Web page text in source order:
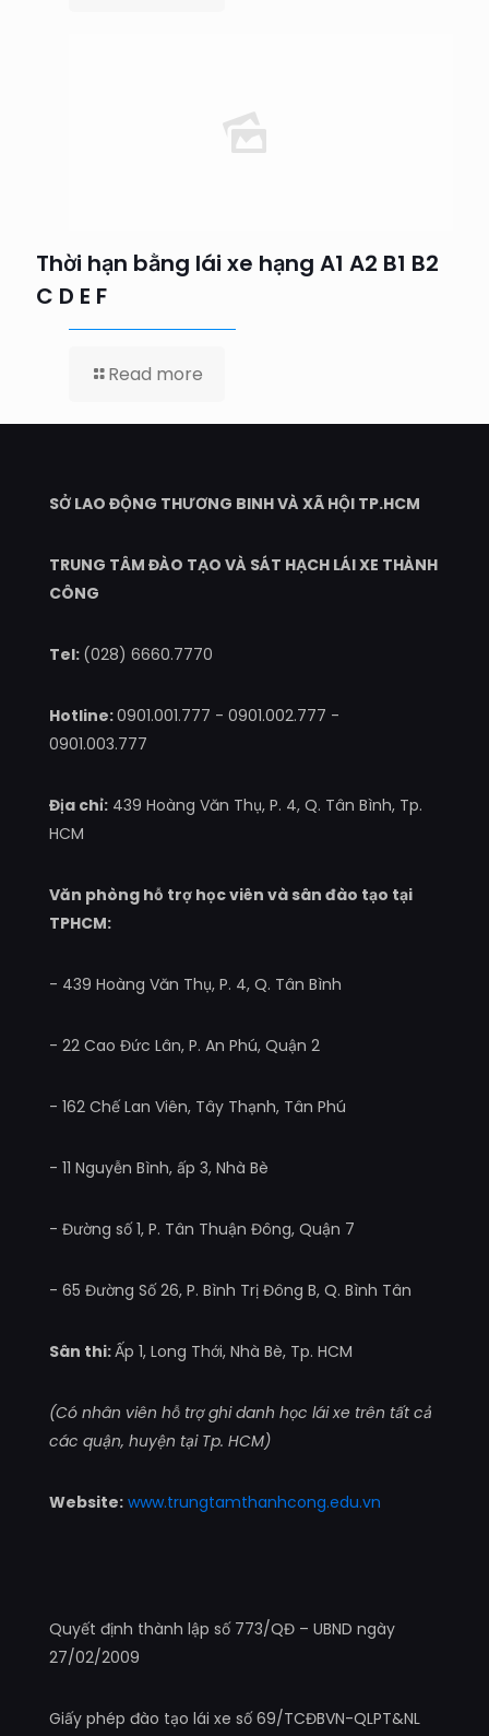
Thời hạn bằng lái xe hạng A1 A2 B1 B2
C D E F
Read more
SỞ LAO ĐỘNG THƯƠNG BINH VÀ XÃ HỘI TP.HCM
TRUNG TÂM ĐÀO TẠO VÀ SÁT HẠCH LÁI XE THÀNH
CÔNG
Tel: (028) 6660.7770
Hotline:0901.001.777 - 0901.002.777 -
0901.003.777
Địa chỉ: 439 Hoàng Văn Thụ, P. 4, Q. Tân Bình, Tp.
HCM
Văn phòng hỗ trợ học viên và sân đào tạo tại
TPHCM:
- 439 Hoàng Văn Thụ, P. 4, Q. Tân Bình
- 22 Cao Đức Lân, P. An Phú, Quận 2
- 162 Chế Lan Viên, Tây Thạnh, Tân Phú
- 11 Nguyễn Bình, ấp 3, Nhà Bè
- Đường số 1, P. Tân Thuận Đông, Quận 7
- 65 Đường Số 26, P. Bình Trị Đông B, Q. Bình Tân
Sân thi:Ấp 1, Long Thới, Nhà Bè, Tp. HCM
(Có nhân viên hỗ trợ ghi danh học lái xe trên tất cả
các quận, huyện tại Tp. HCM)
Website: www.trungtamthanhcong.edu.vn
Quyết định thành lập số 773/QĐ – UBND ngày
27/02/2009
Giấy phép đào tạo lái xe số 69/TCĐBVN-QLPT&NL